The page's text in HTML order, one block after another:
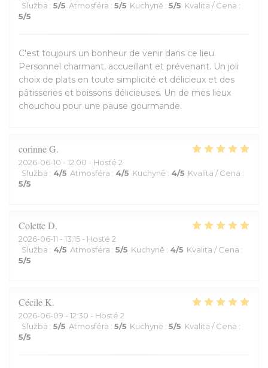
Služba : 5/5 Atmosféra : 5/5 Kuchyně : 5/5 Kvalita / Cena :
5/5
C'est toujours un bonheur de venir dans ce lieu.
Personnel charmant, accueillant et prévenant. Un joli
choix de plats en toute simplicité et délicieux et des
pâtisseries et boissons délicieuses. Un de mes lieux
chouchou pour une pause gourmande.
corinneG
2026-06-10 - 12:00 - Hosté 2
Služba : 4/5 Atmosféra : 4/5 Kuchyně : 4/5 Kvalita / Cena :
5/5
ColetteD
2026-06-11 - 13:15 - Hosté 2
Služba : 4/5 Atmosféra : 5/5 Kuchyně : 4/5 Kvalita / Cena :
5/5
Cécile K
2026-06-09 - 12:30 - Hosté 2
Služba : 5/5 Atmosféra : 5/5 Kuchyně : 5/5 Kvalita / Cena :
5/5